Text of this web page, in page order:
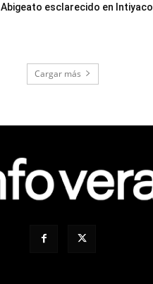
Abigeato esclarecido en Intiyaco
Cargar más